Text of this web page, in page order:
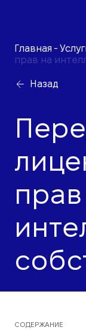
Назад
Главная -
прав на
СОДЕРЖАНИЕ